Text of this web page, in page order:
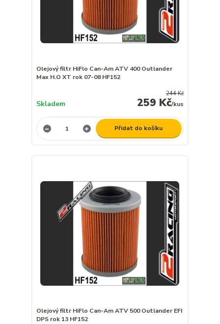
Olejový filtr HiFlo Can-Am ATV 400 Outlander
Max H.O XT rok 07-08 HF152
244 Kč
259 Kč/kus
Skladem
Přidat do košíku
Olejový filtr HiFlo Can-Am ATV 500 Outlander EFI
DPS rok 13 HF152